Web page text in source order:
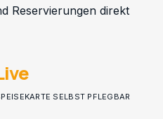
Reservierungen direkt
SELBST PFLEGBAR